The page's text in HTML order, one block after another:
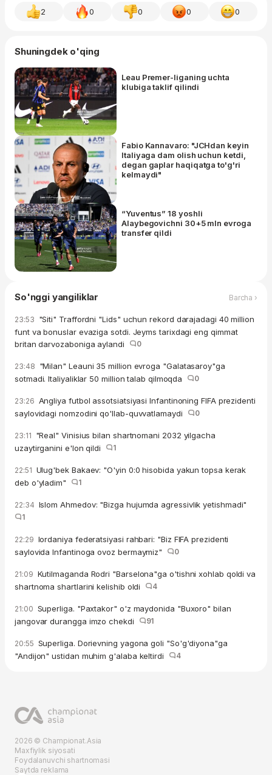
2 0 0 0 0
Shuningdek o'qing
Leau Premer-liganing uchta
klubiga taklif qilindi
Fabio Kannavaro: "JCHdan keyin
Italiyaga dam olish uchun ketdi,
degan gaplar haqiqatga to'g'ri
kelmaydi"
“Yuventus” 18 yoshli
Alaybegovichni 30+5 mln evroga
transfer qildi
So'nggi yangiliklar Barcha ›
23:53 "Siti" Traffordni "Lids" uchun rekord darajadagi 40 million
funt va bonuslar evaziga sotdi. Jeyms tarixdagi eng qimmat
britan darvozaboniga aylandi
0
23:48 "Milan" Leauni 35 million evroga "Galatasaroy"ga
sotmadi. Italiyaliklar 50 million talab qilmoqda
0
23:26 Angliya futbol assotsiatsiyasi Infantinoning FIFA prezidenti
saylovidagi nomzodini qo'llab-quvvatlamaydi
0
23:11 "Real" Vinisius bilan shartnomani 2032 yilgacha
uzaytirganini e'lon qildi
1
22:51 Ulug'bek Bakaev: "O'yin 0:0 hisobida yakun topsa kerak
deb o'yladim"
1
22:34 Islom Ahmedov: "Bizga hujumda agressivlik yetishmadi"
1
22:29 Iordaniya federatsiyasi rahbari: "Biz FIFA prezidenti
saylovida Infantinoga ovoz bermaymiz"
0
21:09 Kutilmaganda Rodri "Barselona"ga o'tishni xohlab qoldi va
shartnoma shartlarini kelishib oldi
4
21:00 Superliga. "Paxtakor" o'z maydonida "Buxoro" bilan
jangovar durangga imzo chekdi
91
20:55 Superliga. Dorievning yagona goli "So'g'diyona"ga
"Andijon" ustidan muhim g'alaba keltirdi
4
2026 © Championat.Asia
Maxfiylik siyosati
Foydalanuvchi shartnomasi
Saytda reklama